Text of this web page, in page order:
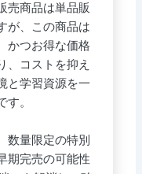
売商品は単品販
が、この商品は
かつお得な価格
、コストを抑え
と学習資源を一
。
数量限定の特別
期完売の可能性